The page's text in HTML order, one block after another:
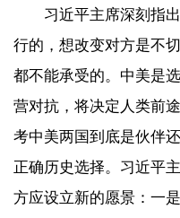
习近平主席深刻指
行的，想改变对方是不
都不能承受的。中美是
营对抗，将决定人类前
考中美两国到底是伙伴
正确历史选择。习近平
方应设立新的愿景：一